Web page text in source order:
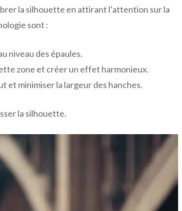
la silhouette en attirant l’attention sur la
sont :
niveau des épaules.
zone et créer un effet harmonieux.
et minimiser la largeur des hanches.
la silhouette.